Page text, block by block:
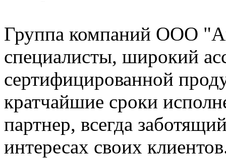
Группа компаний ООО
специалисты, широкий
сертифицированной
кратчайшие сроки
партнер, всегда
интересах своих